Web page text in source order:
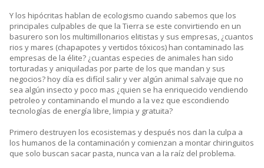
Y los hipócritas hablan de ecologismo cuando sabemos que los
principales culpables de que la Tierra se este convirtiendo en un
basurero son los multimillonarios elitistas y sus empresas, ¿cuantos
rios y mares (chapapotes y vertidos tóxicos) han contaminado las
empresas de la élite? ¿cuantas especies de animales han sido
torturadas y aniquiladas por parte de los que mandan y sus
negocios? hoy día es difícil salir y ver algún animal salvaje que no
sea algún insecto y poco mas ¿quien se ha enriquecido vendiendo
petroleo y contaminando el mundo a la vez que escondiendo
tecnologías de energía libre, limpia y gratuita?
Primero destruyen los ecosistemas y después nos dan la culpa a
los humanos de la contaminación y comienzan a montar chiringuitos
que solo buscan sacar pasta, nunca van a la raíz del problema.